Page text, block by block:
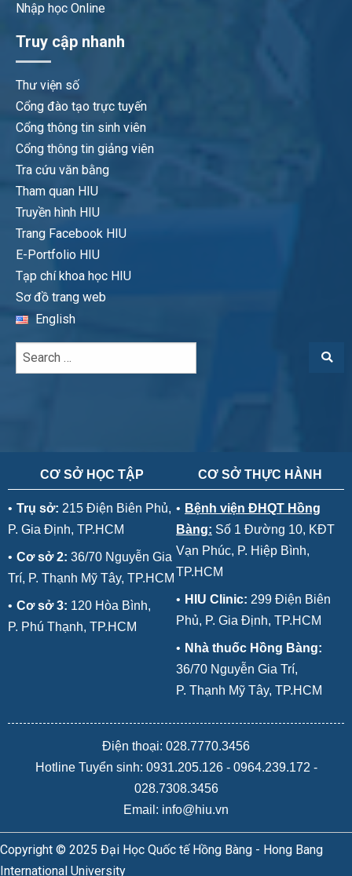
Nhập học Online
Truy cập nhanh
Thư viện số
Cổng đào tạo trực tuyến
Cổng thông tin sinh viên
Cổng thông tin giảng viên
Tra cứu văn bằng
Tham quan HIU
Truyền hình HIU
Trang Facebook HIU
E-Portfolio HIU
Tạp chí khoa học HIU
Sơ đồ trang web
English
CƠ SỞ HỌC TẬP
• Trụ sở: 215 Điện Biên Phủ,
P. Gia Định, TP.HCM
• Cơ sở 2: 36/70 Nguyễn Gia
Trí, P. Thạnh Mỹ Tây, TP.HCM
• Cơ sở 3: 120 Hòa Bình,
P. Phú Thạnh, TP.HCM
CƠ SỞ THỰC HÀNH
• Bệnh viện ĐHQT Hồng
Bàng: Số 1 Đường 10, KĐT
Vạn Phúc, P. Hiệp Bình,
TP.HCM
• HIU Clinic: 299 Điện Biên
Phủ, P. Gia Định, TP.HCM
• Nhà thuốc Hồng Bàng:
36/70 Nguyễn Gia Trí,
P. Thạnh Mỹ Tây, TP.HCM
Điện thoại: 028.7770.3456
Hotline Tuyển sinh: 0931.205.126- 0964.239.172 -
028.7308.3456
Email: info@hiu.vn
Copyright © 2025 Đại Học Quốc tế Hồng Bàng - Hong Bang
International University